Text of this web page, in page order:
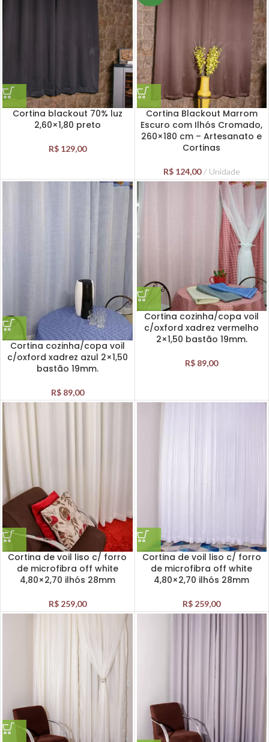
Cortina blackout 70% luz
2,60×1,80 preto
R$129,00
Cortina Blackout Marrom
Escuro com Ilhós Cromado,
260×180 cm – Artesanato e
Cortinas
R$124,00 Unidade
Cortina cozinha/copa voil
c/oxford xadrez azul 2×1,50
bastão 19mm.
R$89,00
Cortina cozinha/copa voil
c/oxford xadrez vermelho
2×1,50 bastão 19mm.
R$ 89,00
Cortina de voil liso c/ forro
de microfibra off white
4,80×2,70 ilhós 28mm
R$259,00
Cortina de voil liso c/ forro
de microfibra off white
4,80×2,70 ilhós 28mm
R$ 259,00